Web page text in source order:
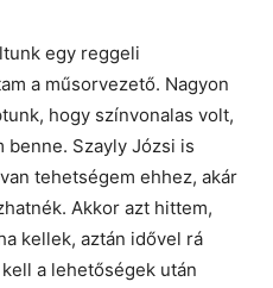
egy reggeli
a műsorvezető. Nagyon
hogy színvonalas volt,
benne. Szayly Józsi is
tehetségem ehhez, akár
Akkor azt hittem,
kellek, aztán idővel rá
a lehetőségek után